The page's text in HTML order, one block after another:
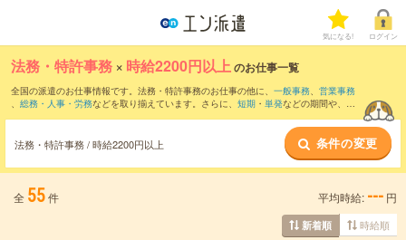
気になる! ログイン
法務・特許事務 × 時給2200円以上のお仕事一覧
全国の派遣のお仕事情報です。法務・特許事務のお仕事の他に、 一般事務、 営業事務
、 総務・人事・労務などを取り揃えています。さらに、 短期 ・ 単発などの期間や、 職
法務・特許事務 / 時給2200円以上 条件の変更
全 55件 平均時給: --- 円
新着順 時給順